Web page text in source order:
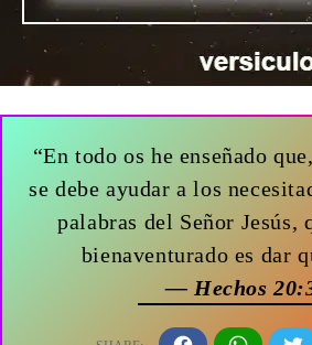
“En todo os he enseñado
se debe ayudar a los
palabras del Señor Jesús,
bienaventurado es dar
— Hechos